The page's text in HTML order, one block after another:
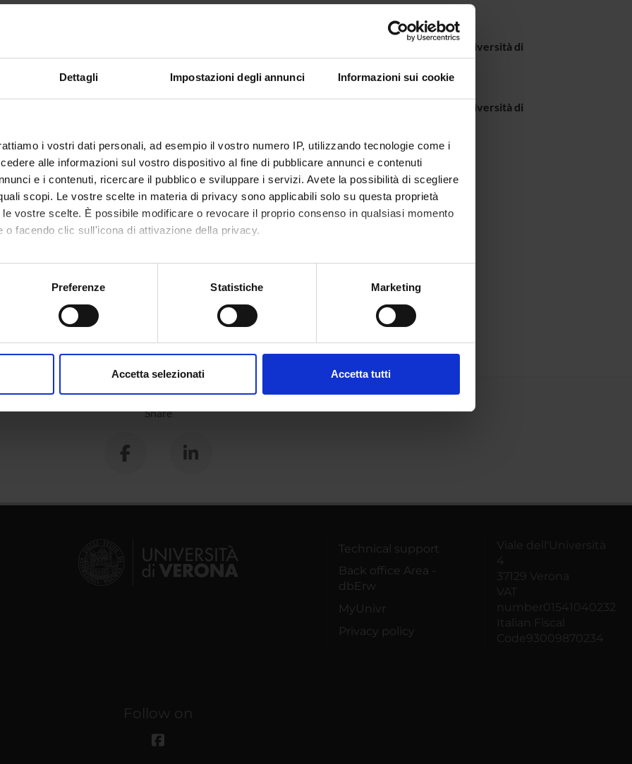
Dettagli Impostazioni degli annunci Informazioni sui cookie
i vostri dati personali, ad esempio il vostro numero IP, utilizzando tecnologie come i
alle informazioni sul vostro dispositivo al fine di pubblicare annunci e contenuti
e i contenuti, ricercare il pubblico e sviluppare i servizi. Avete la possibilità di scegliere
scopi. Le vostre scelte in materia di privacy sono applicabili solo su questa proprietà
vostre scelte. È possibile modificare o revocare il proprio consenso in qualsiasi momento
o facendo clic sull'icona di attivazione della privacy.
anche:
sulla tua posizione geografica, con un'approssimazione di qualche metro,
in qualsiasi momento dalla Dichiarazione sui cookie.
Preferenze Statistiche Marketing
Accetta selezionati Accetta tutti
orari lezioni e avvisi relativi consultare la pagina personale del docente nel sito dell'Università di
People/it/Web/Persona/PER0004499#INFO
orari lezioni e avvisi relativi consultare la pagina personale del docente nel sito dell'Università di
Share
Technical support
Back office Area -
dbErw
MyUnivr
Privacy policy
Viale dell'Università
4
37129 Verona
VAT
number01541040232
Italian Fiscal
Code93009870234
Follow on